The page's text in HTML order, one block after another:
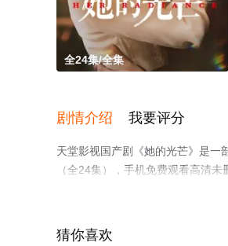
全24集/全集
剧情介绍 我要评分
天堂影视国产剧《她的光芒》是一
（全24集），手机免费观看高清
猜你喜欢